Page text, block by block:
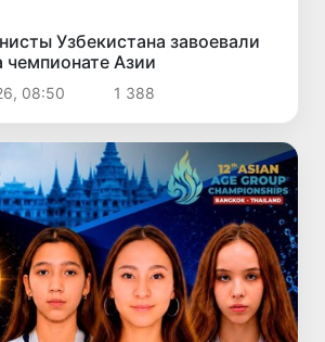
Узбекистана завоевали
чемпионате Азии
08:50 1 388